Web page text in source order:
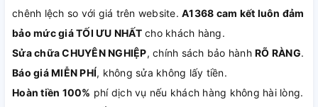
chênh lệch so với giá trên website. A1368 cam kết luôn đảm
bảo mức giá TỐI ƯU NHẤTcho khách hàng.
Sửa chữa CHUYÊN NGHIỆP, chính sách bảo hành RÕ RÀNG.
Báo giá MIỄN PHÍ, không sửa không lấy tiền.
Hoàn tiền 100% phí dịch vụ nếu khách hàng không hài lòng.